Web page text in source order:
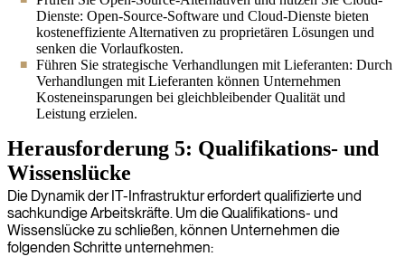
Dienste: Open-Source-Software und Cloud-Dienste bieten
kosteneffiziente Alternativen zu proprietären Lösungen und
senken die Vorlaufkosten.
Führen Sie strategische Verhandlungen mit Lieferanten: Durch
Verhandlungen mit Lieferanten können Unternehmen
Kosteneinsparungen bei gleichbleibender Qualität und
Leistung erzielen.
Herausforderung 5: Qualifikations- und
Wissenslücke
Die Dynamik der IT-Infrastruktur erfordert qualifizierte und
sachkundige Arbeitskräfte. Um die Qualifikations- und
Wissenslücke zu schließen, können Unternehmen die
folgenden Schritte unternehmen: